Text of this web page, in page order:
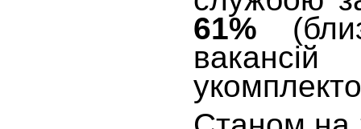
61%